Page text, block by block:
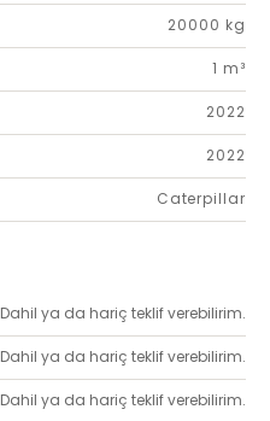
20000 kg
1 m³
2022
2022
Caterpillar
Dahil ya da hariç teklif verebilirim.
Dahil ya da hariç teklif verebilirim.
Dahil ya da hariç teklif verebilirim.